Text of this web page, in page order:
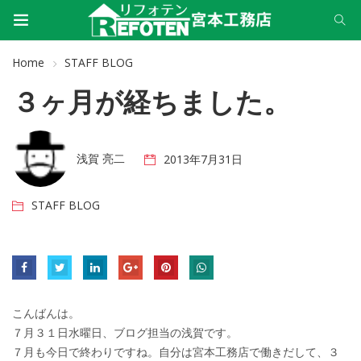
Home STAFF BLOG
３ヶ月が経ちました。
浅賀 亮二 2013年7月31日
STAFF BLOG
こんばんは。
７月３１日水曜日、ブログ担当の浅賀です。
７月も今日で終わりですね。自分は宮本工務店で働きだして、３